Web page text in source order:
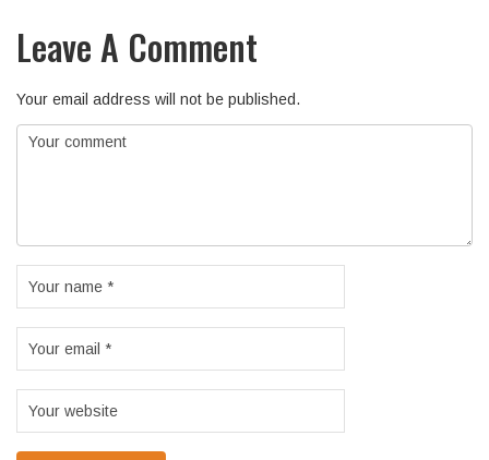
Leave A Comment
Your email address will not be published.